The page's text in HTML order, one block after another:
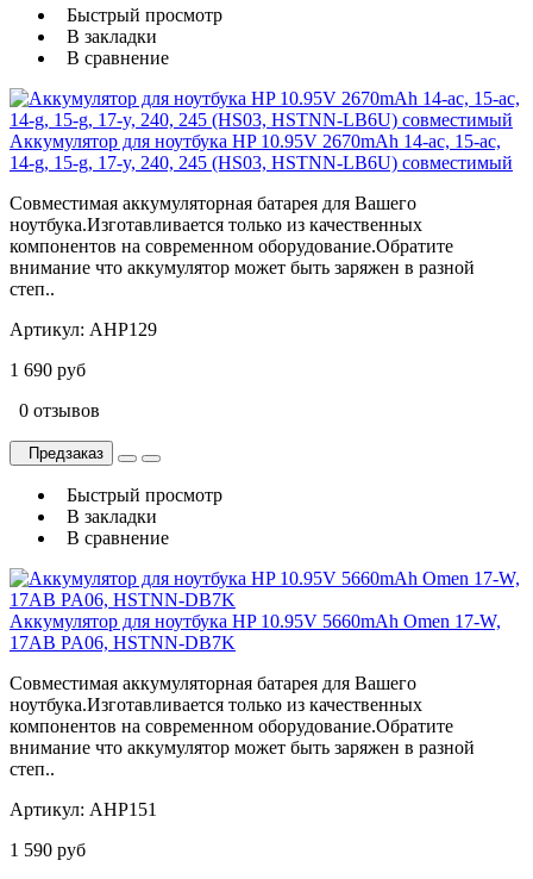
Быстрый просмотр
В закладки
В сравнение
Аккумулятор для ноутбука HP 10.95V 2670mAh 14-ac, 15-ac,
14-g, 15-g, 17-y, 240, 245 (HS03, HSTNN-LB6U) совместимый
Совместимая аккумуляторная батарея для Вашего
ноутбука.Изготавливается только из качественных
компонентов на современном оборудование.Обратите
внимание что аккумулятор может быть заряжен в разной
степ..
Артикул: AHP129
1 690 руб
0 отзывов
Предзаказ
Быстрый просмотр
В закладки
В сравнение
Аккумулятор для ноутбука HP 10.95V 5660mAh Omen 17-W,
17AB PA06, HSTNN-DB7K
Совместимая аккумуляторная батарея для Вашего
ноутбука.Изготавливается только из качественных
компонентов на современном оборудование.Обратите
внимание что аккумулятор может быть заряжен в разной
степ..
Артикул: AHP151
1 590 руб